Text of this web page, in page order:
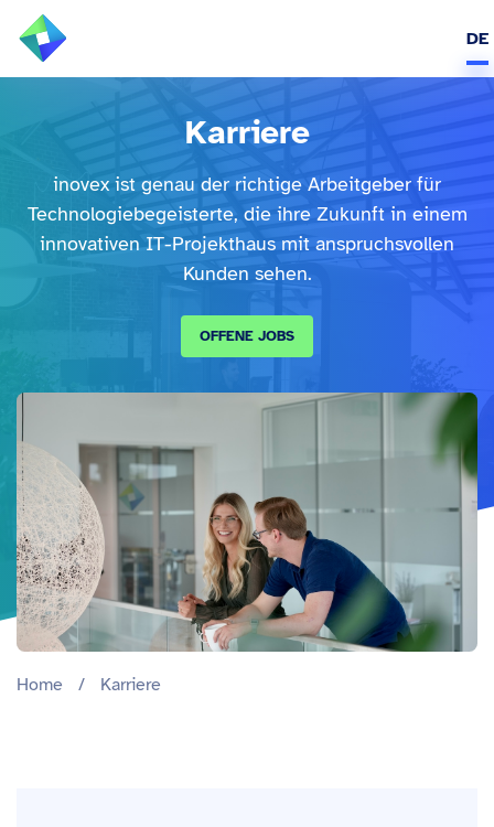
BRANCHEN
DE
Karriere
inovex ist genau der richtige Arbeitgeber für
Technologiebegeisterte, die ihre Zukunft in einem
innovativen IT-Projekthaus mit anspruchsvollen
Kunden sehen.
OFFENE JOBS
Home / Karriere